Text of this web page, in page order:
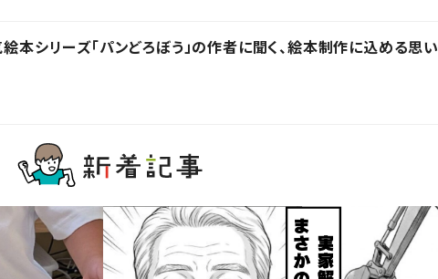
本シリーズ「パンどろぼう」の作者に聞く、絵本制作に込める思い